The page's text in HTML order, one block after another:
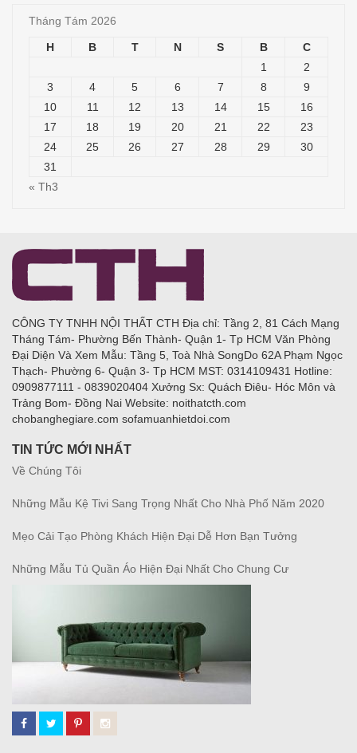
Tháng Tám 2026
H B T N S B
C
1
2
3
4 5 6 7 8
9
10
11 12 13 14 15
16
17
18 19 20 21 22
23
24
25 26 27 28 29
30
31
« Th3
CÔNG TY TNHH NỘI THẤT CTH Địa chỉ: Tầng 2, 81 Cách Mạng
Tháng Tám- Phường Bến Thành- Quận 1- Tp HCM Văn Phòng
Đại Diện Và Xem Mẫu: Tầng 5, Toà Nhà SongDo 62A Phạm Ngọc
Thạch- Phường 6- Quận 3- Tp HCM MST: 0314109431 Hotline:
0909877111 - 0839020404 Xưởng Sx: Quách Điêu- Hóc Môn và
Trảng Bom- Đồng Nai Website: noithatcth.com
chobanghegiare.com sofamuanhietdoi.com
TIN TỨC MỚI NHẤT
Về Chúng Tôi
Những Mẫu Kệ Tivi Sang Trọng Nhất Cho Nhà Phố Năm 2020
Mẹo Cải Tạo Phòng Khách Hiện Đại Dễ Hơn Bạn Tưởng
Những Mẫu Tủ Quần Áo Hiện Đại Nhất Cho Chung Cư